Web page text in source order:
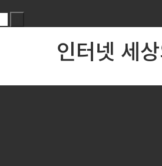
인터넷 세